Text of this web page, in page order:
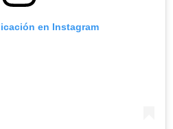
en Instagram